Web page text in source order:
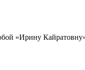
«Ирину